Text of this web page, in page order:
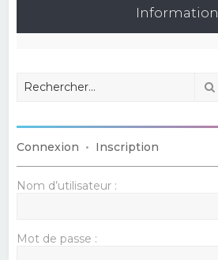
Information
Connexion • Inscription
Nom d’utilisateur :
Mot de passe :